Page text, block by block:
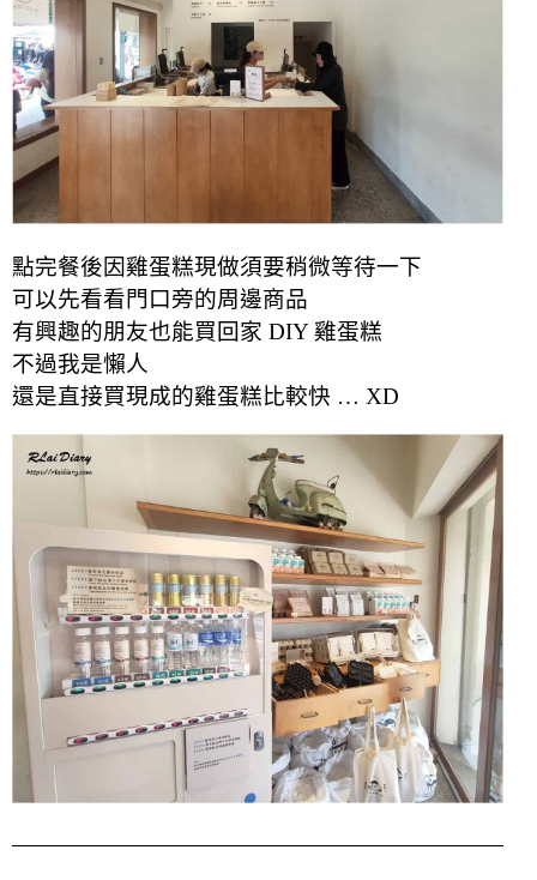
點完餐後因雞蛋糕現做須要稍微等待一下
可以先看看門口旁的周邊商品
有興趣的朋友也能買回家 DIY 雞蛋糕
不過我是懶人
還是直接買現成的雞蛋糕比較快 … XD